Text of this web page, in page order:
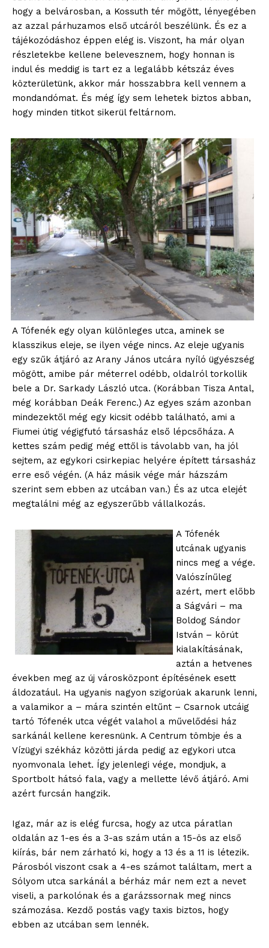
hogy a belvárosban, a Kossuth tér mögött, lényegében
az azzal párhuzamos első utcáról beszélünk. És ez a
tájékozódáshoz éppen elég is. Viszont, ha már olyan
részletekbe kellene belevesznem, hogy honnan is
indul és meddig is tart ez a legalább kétszáz éves
közterületünk, akkor már hosszabbra kell vennem a
mondandómat. És még így sem lehetek biztos abban,
hogy minden titkot sikerül feltárnom.
A Tófenék egy olyan különleges utca, aminek se
klasszikus eleje, se ilyen vége nincs. Az eleje ugyanis
egy szűk átjáró az Arany János utcára nyíló ügyészség
mögött, amibe pár méterrel odébb, oldalról torkollik
bele a Dr. Sarkady László utca. (Korábban Tisza Antal,
még korábban Deák Ferenc.) Az egyes szám azonban
mindezektől még egy kicsit odébb található, ami a
Fiumei útig végigfutó társasház első lépcsőháza. A
kettes szám pedig még ettől is távolabb van, ha jól
sejtem, az egykori csirkepiac helyére épített társasház
erre eső végén. (A ház másik vége már házszám
szerint sem ebben az utcában van.) És az utca elejét
megtalálni még az egyszerűbb vállalkozás.
A Tófenék
utcának ugyanis
nincs meg a vége.
Valószínűleg
azért, mert előbb
a Ságvári – ma
Boldog Sándor
István – körút
kialakításának,
aztán a hetvenes
években meg az új városközpont építésének esett
áldozatául. Ha ugyanis nagyon szigorúak akarunk lenni,
a valamikor a – mára szintén eltűnt – Csarnok utcáig
tartó Tófenék utca végét valahol a művelődési ház
sarkánál kellene keresnünk. A Centrum tömbje és a
Vízügyi székház közötti járda pedig az egykori utca
nyomvonala lehet. Így jelenlegi vége, mondjuk, a
Sportbolt hátsó fala, vagy a mellette lévő átjáró. Ami
azért furcsán hangzik.
Igaz, már az is elég furcsa, hogy az utca páratlan
oldalán az 1-es és a 3-as szám után a 15-ös az első
kiírás, bár nem zárható ki, hogy a 13 és a 11 is létezik.
Párosból viszont csak a 4-es számot találtam, mert a
Sólyom utca sarkánál a bérház már nem ezt a nevet
viseli, a parkolónak és a garázssornak meg nincs
számozása. Kezdő postás vagy taxis biztos, hogy
ebben az utcában sem lennék.